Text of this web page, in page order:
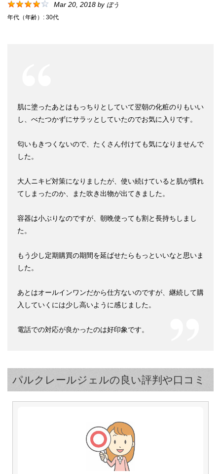
Mar 20, 2018 by ぼう
年代（年齢）: 30代
肌に塗ったあとはもっちりとしていて翌朝の化粧のりもいい
し、べたつかずにサラッとしていたのでお気に入りです。
匂いもきつくないので、たくさん付けても気になりませんで
した。
大人ニキビ対策になりましたが、使い続けていると肌が慣れ
てしまったのか、また吹き出物が出てきました。
容器は小ぶりなのですが、朝晩使っても割と長持ちしまし
た。
もう少し定期購買の期間を延ばせたらもっといいなと思いま
した。
あとはオールインワンだから仕方ないのですが、継続して購
入していくには少し高いように感じました。
電話での対応が良かったのは好印象です。
パルクレールジェルの良い評判や口コミ